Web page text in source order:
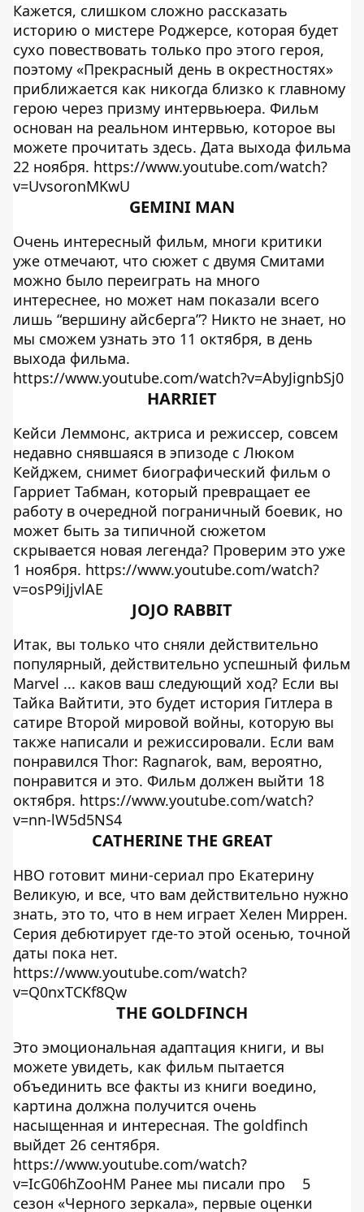
Кажется, слишком сложно рассказать
историю о мистере Роджерсе, которая будет
сухо повествовать только про этого героя,
поэтому «Прекрасный день в окрестностях»
приближается как никогда близко к главному
герою через призму интервьюера. Фильм
основан на реальном интервью, которое вы
можете прочитать здесь. Дата выхода фильма
22 ноября. https://www.youtube.com/watch?
v=UvsoronMKwU
GEMINI MAN
Очень интересный фильм, многи критики
уже отмечают, что сюжет с двумя Смитами
можно было переиграть на много
интереснее, но может нам показали всего
лишь “вершину айсберга”? Никто не знает, но
мы сможем узнать это 11 октября, в день
выхода фильма.
https://www.youtube.com/watch?v=AbyJignbSj0
HARRIET
Кейси Леммонс, актриса и режиссер, совсем
недавно снявшаяся в эпизоде ​​с Люком
Кейджем, снимет биографический фильм о
Гарриет Табман, который превращает ее
работу в очередной пограничный боевик, но
может быть за типичной сюжетом
скрывается новая легенда? Проверим это уже
1 ноября. https://www.youtube.com/watch?
v=osP9iJjvlAE
JOJO RABBIT
Итак, вы только что сняли действительно
популярный, действительно успешный фильм
Marvel ... каков ваш следующий ход? Если вы
Тайка Вайтити, это будет история Гитлера в
сатире Второй мировой войны, которую вы
также написали и режиссировали. Если вам
понравился Thor: Ragnarok, вам, вероятно,
понравится и это. Фильм должен выйти 18
октября. https://www.youtube.com/watch?
v=nn-lW5d5NS4
CATHERINE THE GREAT
HBO готовит мини-сериал про Екатерину
Великую, и все, что вам действительно нужно
знать, это то, что в нем играет Хелен Миррен.
Серия дебютирует где-то этой осенью, точной
даты пока нет.
https://www.youtube.com/watch?
v=Q0nxTCKf8Qw
THE GOLDFINCH
Это эмоциональная адаптация книги, и вы
можете увидеть, как фильм пытается
объединить все факты из книги воедино,
картина должна получится очень
насыщенная и интересная. The goldfinch
выйдет 26 сентября.
https://www.youtube.com/watch?
v=IcG06hZooHM Ранее мы писали про
5
сезон «Черного зеркала», первые оценки